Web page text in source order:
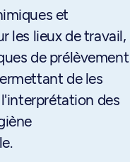
et
les lieux de travail,
de prélèvement
de les
des